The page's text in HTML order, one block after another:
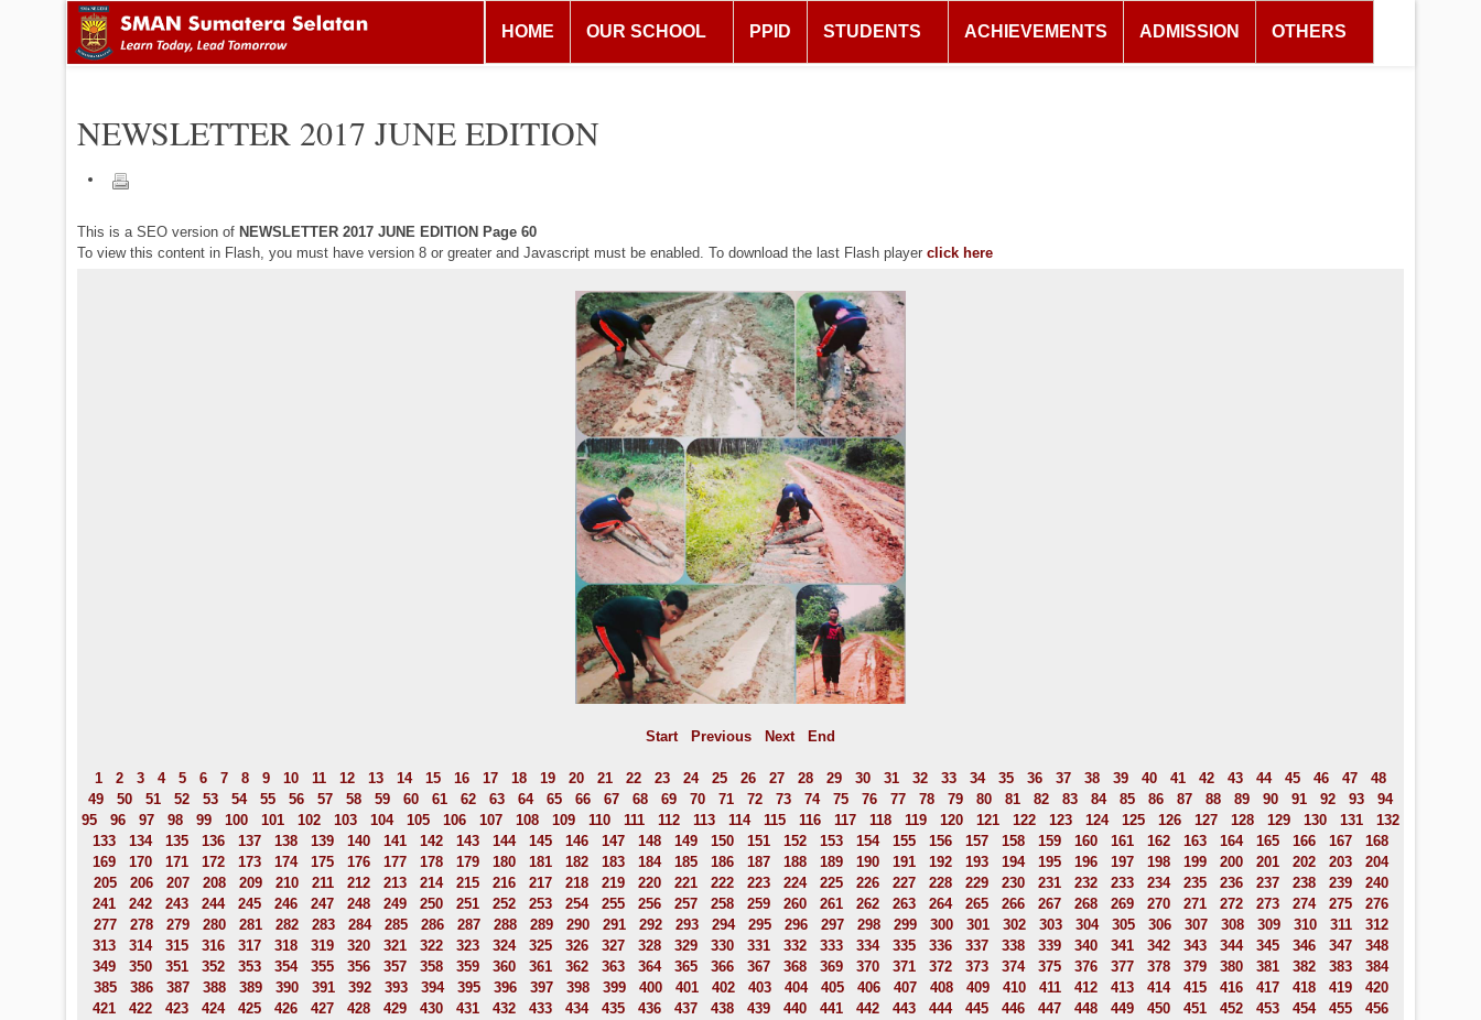
HOME OUR SCHOOL PPID STUDENTS ACHIEVEMENTS ADMISSION OTHERS
NEWSLETTER 2017 JUNE EDITION
This is a SEO version of NEWSLETTER 2017 JUNE EDITION Page 60
To view this content in Flash, you must have version 8 or greater and Javascript must be enabled. To download the last Flash player click here
Start Previous Next End
1 2 3 4 5 6 7 8 9 10 11 12 13 14 15 16 17 18 19 20 21 22 23 24 25 26 27 28 29 30 31 32 33 34 35 36 37 38 39 40 41 42 43 44 45 46 47
48
49
50 51 52 53 54 55 56 57 58 59 60 61 62 63 64 65 66 67 68 69 70 71 72 73 74 75 76 77 78 79 80 81 82 83 84 85 86 87 88 89 90 91 92 93
94
95
96 97 98 99 100 101 102 103 104 105 106 107 108 109 110 111 112 113 114 115 116 117 118 119 120 121 122 123 124 125 126 127 128 129 130 131
132
133
134 135 136 137 138 139 140 141 142 143 144 145 146 147 148 149 150 151 152 153 154 155 156 157 158 159 160 161 162 163 164 165 166 167
168
169
170 171 172 173 174 175 176 177 178 179 180 181 182 183 184 185 186 187 188 189 190 191 192 193 194 195 196 197 198 199 200 201 202 203
204
205
206 207 208 209 210 211 212 213 214 215 216 217 218 219 220 221 222 223 224 225 226 227 228 229 230 231 232 233 234 235 236 237 238 239
240
241
242 243 244 245 246 247 248 249 250 251 252 253 254 255 256 257 258 259 260 261 262 263 264 265 266 267 268 269 270 271 272 273 274 275
276
277
278 279 280 281 282 283 284 285 286 287 288 289 290 291 292 293 294 295 296 297 298 299 300 301 302 303 304 305 306 307 308 309 310 311
312
313
314 315 316 317 318 319 320 321 322 323 324 325 326 327 328 329 330 331 332 333 334 335 336 337 338 339 340 341 342 343 344 345 346 347
348
349
350 351 352 353 354 355 356 357 358 359 360 361 362 363 364 365 366 367 368 369 370 371 372 373 374 375 376 377 378 379 380 381 382 383
384
385
386 387 388 389 390 391 392 393 394 395 396 397 398 399 400 401 402 403 404 405 406 407 408 409 410 411 412 413 414 415 416 417 418 419
420
421
422 423 424 425 426 427 428 429 430 431 432 433 434 435 436 437 438 439 440 441 442 443 444 445 446 447 448 449 450 451 452 453 454 455
456